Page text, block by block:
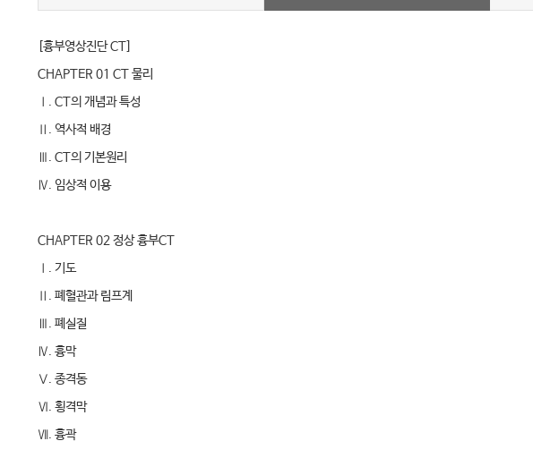
[흉부영상진단 CT]
CHAPTER 01 CT 물리
Ⅰ. CT의 개념과 특성
Ⅱ. 역사적 배경
Ⅲ. CT의 기본원리
Ⅳ. 임상적 이용
CHAPTER 02 정상 흉부CT
Ⅰ. 기도
Ⅱ. 폐혈관과 림프계
Ⅲ. 폐실질
Ⅳ. 흉막
Ⅴ. 종격동
Ⅵ. 횡격막
Ⅶ. 흉곽